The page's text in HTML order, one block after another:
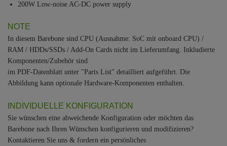
200W Low-noise AC-DC power supply
NOTE
In diesem Barebone sind CPU (Ausnahme: SoC mit onboard CPU) /
RAM / HDDs/SSDs / Add-On Cards nicht im Lieferumfang. Inkludierte
Komponenten/Zubehör sind
im PDF-Datenblatt unter "Parts List" detailliert aufgeführt. Die
Abbildung kann optionale Hardware-Komponenten enthalten.
INDIVIDUELLE KONFIGURATION
Sie wünschen eine abweichende Konfiguration oder möchten das
Barebone nach Ihren Wünschen konfigurieren und modifizieren?
Kontaktieren Sie uns & fordern ein persönliches